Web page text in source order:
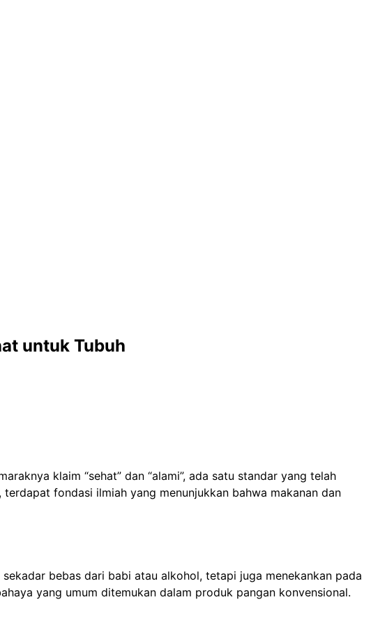
untuk Tubuh
klaim “sehat” dan “alami”, ada satu standar yang telah
fondasi ilmiah yang menunjukkan bahwa makanan dan
bebas dari babi atau alkohol, tetapi juga menekankan pada
yang umum ditemukan dalam produk pangan konvensional.